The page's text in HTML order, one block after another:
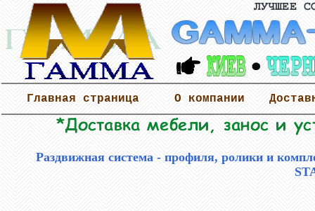
Главная страница О компании
Раздвижная система - профиля, ролики и